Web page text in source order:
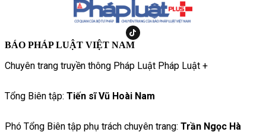
BÁO PHÁP LUẬT VIỆT NAM
Chuyên trang truyền thông Pháp Luật Pháp Luật +
Tổng Biên tập: Tiến sĩ Vũ Hoài Nam
Phó Tổng Biên tập phụ trách chuyên trang: Trần Ngọc Hà